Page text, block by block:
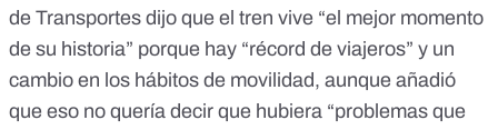
de Transportes dijo que el tren vive “el mejor momento
de su historia” porque hay “récord de viajeros” y un
cambio en los hábitos de movilidad, aunque añadió
que eso no quería decir que hubiera “problemas que